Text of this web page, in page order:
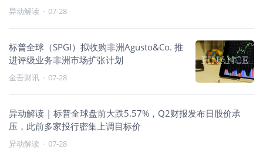
异动解读 · 07-28
标普全球（SPGI）拟收购非洲Agusto&Co. 推
进评级业务非洲市场扩张计划
金吾财讯 · 07-28
异动解读 | 标普全球盘前大跌5.57%，Q2财报发布日股价承
压，此前多家投行密集上调目标价
异动解读 · 07-28